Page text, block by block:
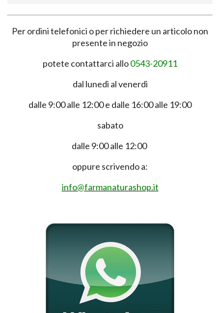
Per ordini telefonici o per richiedere un articolo non
presente in negozio
potete contattarci allo0543-20911
dal lunedì al venerdì
dalle 9:00 alle 12:00 e dalle 16:00 alle 19:00
sabato
dalle 9:00 alle 12:00
oppure scrivendo a:
info@farmanaturashop.it